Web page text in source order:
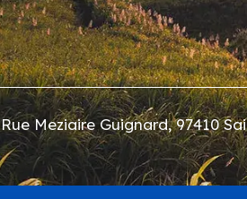
Rue Meziaire Guignard, 97410